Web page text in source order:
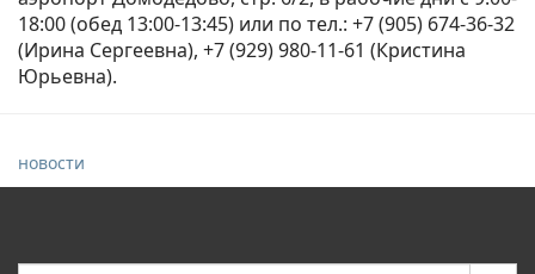
18:00 (обед 13:00-13:45) или по тел.: +7 (905) 674-36-32
(Ирина Сергеевна), +7 (929) 980-11-61 (Кристина
Юрьевна).
новости